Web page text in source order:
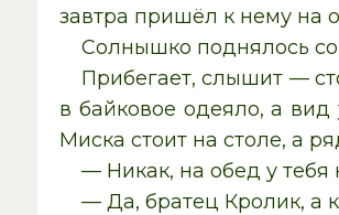
завтра пришёл к нему на
Солнышко поднялось
Прибегает, слышит —
в байковое одеяло, а
Миска стоит на столе, а
— Никак, на обед у тебя
— Да, братец Кролик, а